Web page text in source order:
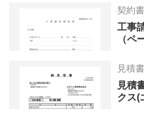
契約
工事
（ペ
見積
見積
クス(